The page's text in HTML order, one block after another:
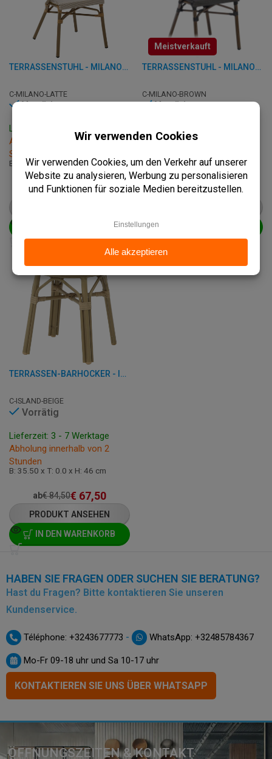
TERRASSENSTUHL - MILANO - ALUMINIUM
C-MILANO-LATTE
Vorrätig
Lieferzeit: 3 - 7 Werktage
Abholung innerhalb von 2
Stunden
B: 57 x T: 57 x H: 82 cm
ab€78,25€62,50
IN DEN WARENKORB
Meistverkauft
TERRASSENSTUHL - MILANO - ALUMINIUM
C-MILANO-BROWN
Vorrätig
Abholung innerhalb von 2
B: 57 x T: 57 x H: 82 cm
ab €66,25€52,95
TERRASSEN-BARHOCKER - ISLAND - ALUMINIUM/RATTAN
C-ISLAND-BEIGE
Vorrätig
Lieferzeit: 3 - 7 Werktage
Abholung innerhalb von 2
Stunden
B: 35.50 x T: 0.0 x H: 46 cm
ab€84,50€ 67,50
PRODUKT ANSEHEN
IN DEN WARENKORB
HABEN SIE FRAGEN ODER SUCHEN SIE BERATUNG?
Hast du Fragen? Bitte kontaktieren Sie unseren
Kundenservice.
Téléphone: +3243677773 - WhatsApp: +32485784367
Mo-Fr 09-18 uhr und Sa 10-17 uhr
KONTAKTIEREN SIE UNS ÜBER WHATSAPP
ÖFFNUNGSZEITEN & KONTAKT